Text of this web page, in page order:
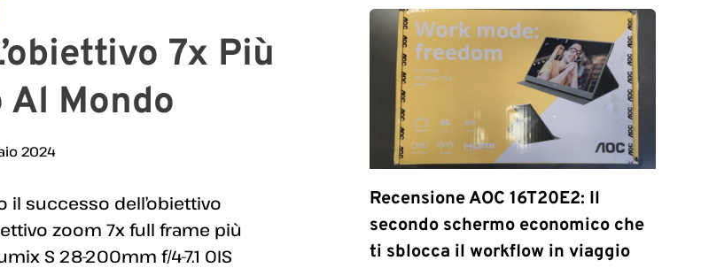
7x Più
Mondo
2024
il successo dell’obiettivo
zoom 7x full frame più
S 28-200mm f/4-7.1 OIS
Recensione AOC 16T20E2: Il
secondo schermo economico che
ti sblocca il workflow in viaggio